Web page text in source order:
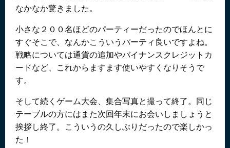
なかなか驚きました。
小さな２００名ほどのパーティーだったのでほんとに
すぐそこで、なんかこういうパーティ良いですよね。
戦略については通貨の追加やバイナンスクレジットカ
ードなど、これからますます使いやすくなりそうで
す。
そして続くゲーム大会、集合写真と撮って終了。同じ
テーブルの方にはまた次回年末にお会いしましょうと
挨拶し終了。こういうの久しぶりだったので楽しかっ
た！